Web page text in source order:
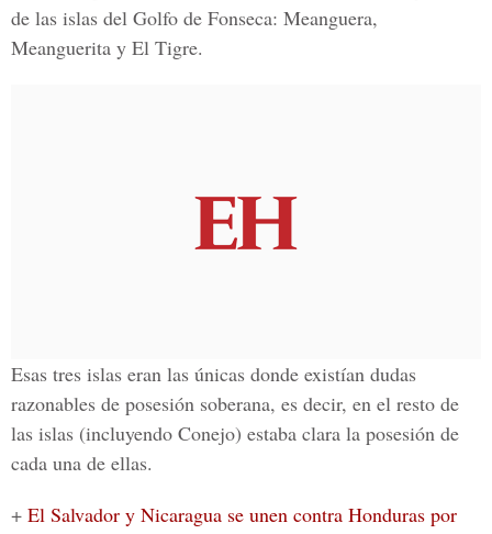
de las islas del Golfo de Fonseca: Meanguera,
Meanguerita y El Tigre.
Esas tres islas eran las únicas donde existían dudas
razonables de posesión soberana, es decir, en el resto de
las islas (incluyendo Conejo) estaba clara la posesión de
cada una de ellas.
+ El Salvador y Nicaragua se unen contra Honduras por